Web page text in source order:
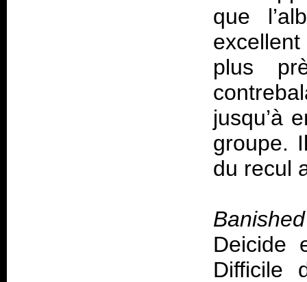
que
plus
jusqu’à
groupe.
du recul
Deicide
Difficile